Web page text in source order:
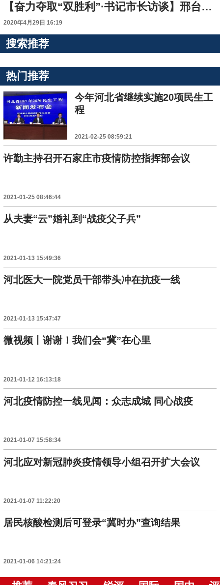
【奋力夺取“双胜利”·书记市长访谈】邢台：“保五争三拼第一” 奋力推动经济高质量赶超发展
2020年4月29日 16:19
搜索推荐
热门推荐
今年河北省继续实施20项民生工
程
2021-02-25 08:59:21
许勤主持召开石家庄市疫情防控指挥部会议
2021-01-25 08:46:44
从夫妻“云”婚礼到“战疫父子兵”
2021-01-13 15:49:36
河北医大一院党员干部带头冲在抗疫一线
2021-01-13 15:47:47
微视频丨谢谢！我们会“冀”在心里
2021-01-12 16:13:18
河北疫情防控一线见闻：众志成城 同心战疫
2021-01-07 15:58:34
河北应对新冠肺炎疫情领导小组召开扩大会议
2021-01-07 11:22:20
居民核酸检测后可登录“冀时办”查询结果
2021-01-06 14:21:24